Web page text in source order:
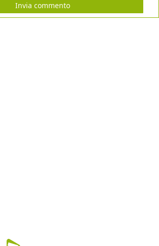
Invia commento